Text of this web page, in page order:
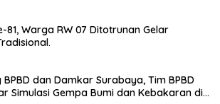
81, Warga RW 07 Ditotrunan Gelar
dan Damkar Surabaya, Tim BPBD
Simulasi Gempa Bumi dan Kebakaran di